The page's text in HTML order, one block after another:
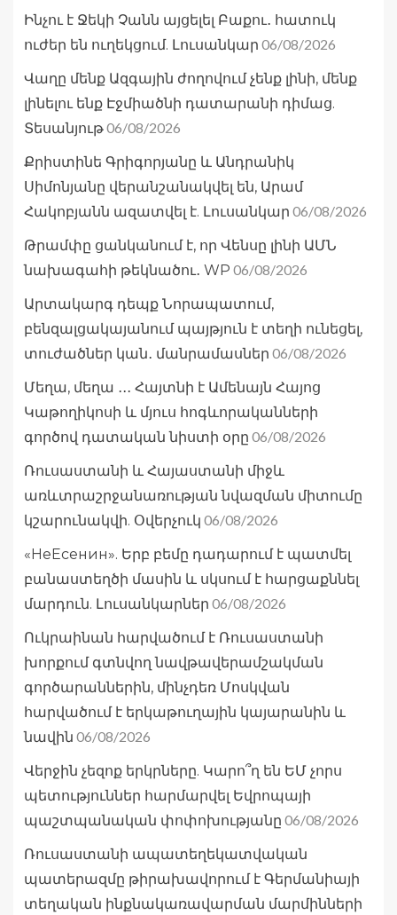
Ինչու է Ջեկի Չանն այցելել Բաքու․ հատուկ
ուժեր են ուղեկցում. Լուսանկար 06/08/2026
Վաղը մենք Ազգային ժողովում չենք լինի, մենք
լինելու ենք Էջմիածնի դատարանի դիմաց.
Տեսանյութ06/08/2026
Քրիստինե Գրիգորյանը և Անդրանիկ
Սիմոնյանը վերանշանակվել են, Արամ
Հակոբյանն ազատվել է. Լուսանկար 06/08/2026
Թրամփը ցանկանում է, որ Վենսը լինի ԱՄՆ
նախագահի թեկնածու․ WP 06/08/2026
Արտակարգ դեպք Նորապատում,
բենզալցակայանում պայթյուն է տեղի ունեցել,
տուժածներ կան․ մանրամասներ 06/08/2026
Մեղա, մեղա ․․․ Հայտնի է Ամենայն Հայոց
Կաթողիկոսի և մյուս հոգևորականների
գործով դատական նիստի օրը 06/08/2026
Ռուսաստանի և Հայաստանի միջև
առևտրաշրջանառության նվազման միտումը
կշարունակվի. Օվերչուկ 06/08/2026
«НеЕсенин». Երբ բեմը դադարում է պատմել
բանաստեղծի մասին և սկսում է հարցաքննել
մարդուն. Լուսանկարներ 06/08/2026
Ուկրաինան հարվածում է Ռուսաստանի
խորքում գտնվող նավթավերամշակման
գործարաններին, մինչդեռ Մոսկվան
հարվածում է երկաթուղային կայարանին և
նավին 06/08/2026
Վերջին չեզոք երկրները. Կարո՞ղ են ԵՄ չորս
պետություններ հարմարվել Եվրոպայի
պաշտպանական փոփոխությանը 06/08/2026
Ռուսաստանի ապատեղեկատվական
պատերազմը թիրախավորում է Գերմանիայի
տեղական ինքնակառավարման մարմինների